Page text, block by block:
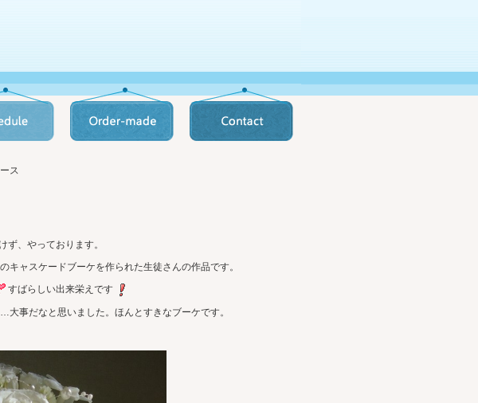
ス
、やっております。
ャスケードブーケを作られた生徒さんの作品です。
すばらしい出来栄えです
事だなと思いました。ほんとすきなブーケです。